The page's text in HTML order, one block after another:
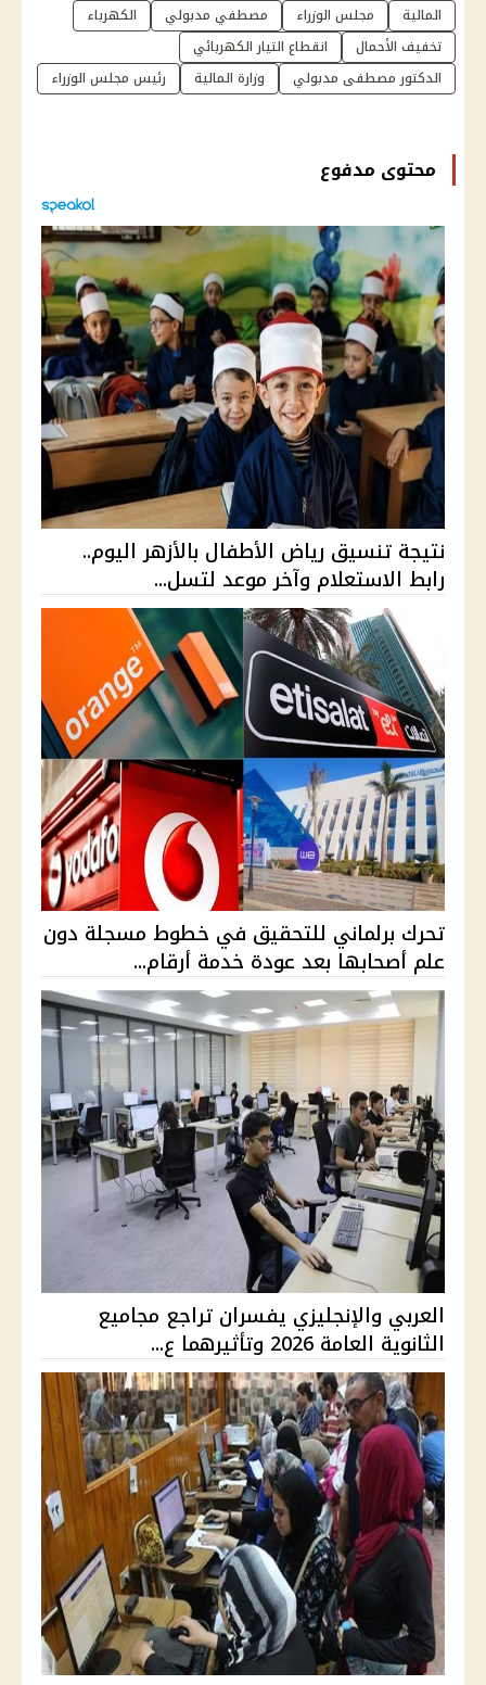
المالية مجلس الوزراء مصطفي مدبولي
الكهرباء
تخفيف الأحمال
انقطاع التيار الكهربائي
الدكتور مصطفى مدبولي
وزارة المالية رئيس مجلس الوزراء
محتوى مدفوع
نتيجة تنسيق رياض الأطفال بالأزهر اليوم..
رابط الاستعلام وآخر موعد لتسل...
تحرك برلماني للتحقيق في خطوط مسجلة دون
علم أصحابها بعد عودة خدمة أرقام...
العربي والإنجليزي يفسران تراجع مجاميع
الثانوية العامة 2026 وتأثيرهما ع...